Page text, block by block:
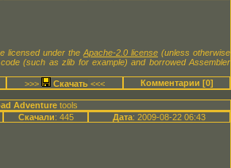
licensed under the Apache-2.0 license(unless otherwise
(such as zlib for example) and borrowed Assembler
>>> <<< Комментарии [0]
Adventuretools
Скачали: 445 Дата: 2009-08-22 06:43